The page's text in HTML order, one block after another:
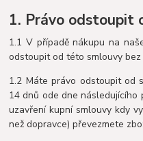
1. Právo odstoupit
1.1 V případě nákupu na
odstoupit od této smlouvy bez
1.2 Máte právo odstoupit od
14 dnů ode dne následujícího
uzavření kupní smlouvy kdy
než dopravce) převezmete